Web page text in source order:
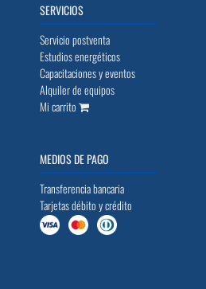
SERVICIOS
Servicio postventa
Estudios energéticos
Capacitaciones y eventos
Alquiler de equipos
Mi carrito
MEDIOS DE PAGO
Transferencia bancaria
Tarjetas débito y crédito